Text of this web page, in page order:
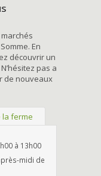
En
découvrir un
pas a
de nouveaux
la ferme
à 13h00
midi de